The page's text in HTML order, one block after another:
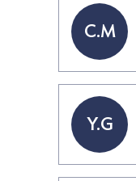
C.M
Y.G